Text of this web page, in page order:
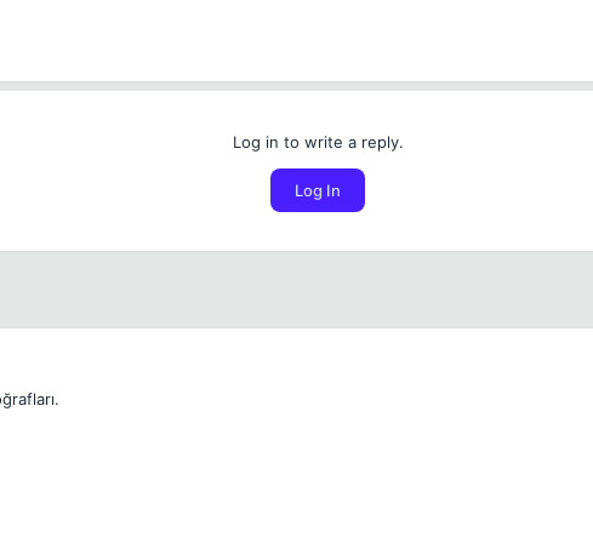
Log in to write a reply.
Log In